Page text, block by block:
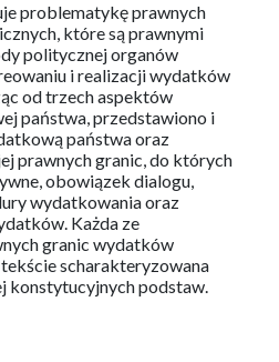
problematykę prawnych
które są prawnymi
politycznej organów
i realizacji wydatków
od trzech aspektów
państwa, przedstawiono i
państwa oraz
prawnych granic, do których
obowiązek dialogu,
wydatkowania oraz
Każda ze
granic wydatków
scharakteryzowana
konstytucyjnych podstaw.